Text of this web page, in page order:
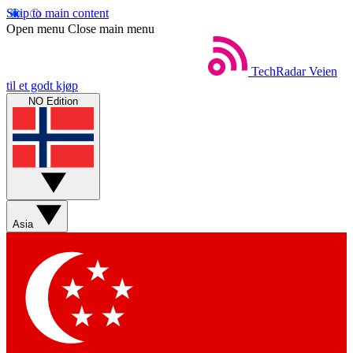
Skip to main content
Open menu Close main menu
TechRadar Veien
til et godt kjøp
NO Edition
Asia